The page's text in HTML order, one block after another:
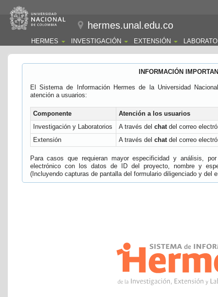
hermes.unal.edu.co
HERMES INVESTIGACIÓN EXTENSIÓN
INFORMACIÓN
El Sistema de Información Hermes de la Universidad
atención a usuarios:
Componente
Atención a los usuarios
Investigación y Laboratorios
A través del chatdel correo
Extensión
A través del chatdel correo
Para casos que requieran mayor especificidad y análisis,
electrónico con los datos de ID del proyecto, nombre y
(Incluyendo capturas de pantalla del formulario diligenciado y del